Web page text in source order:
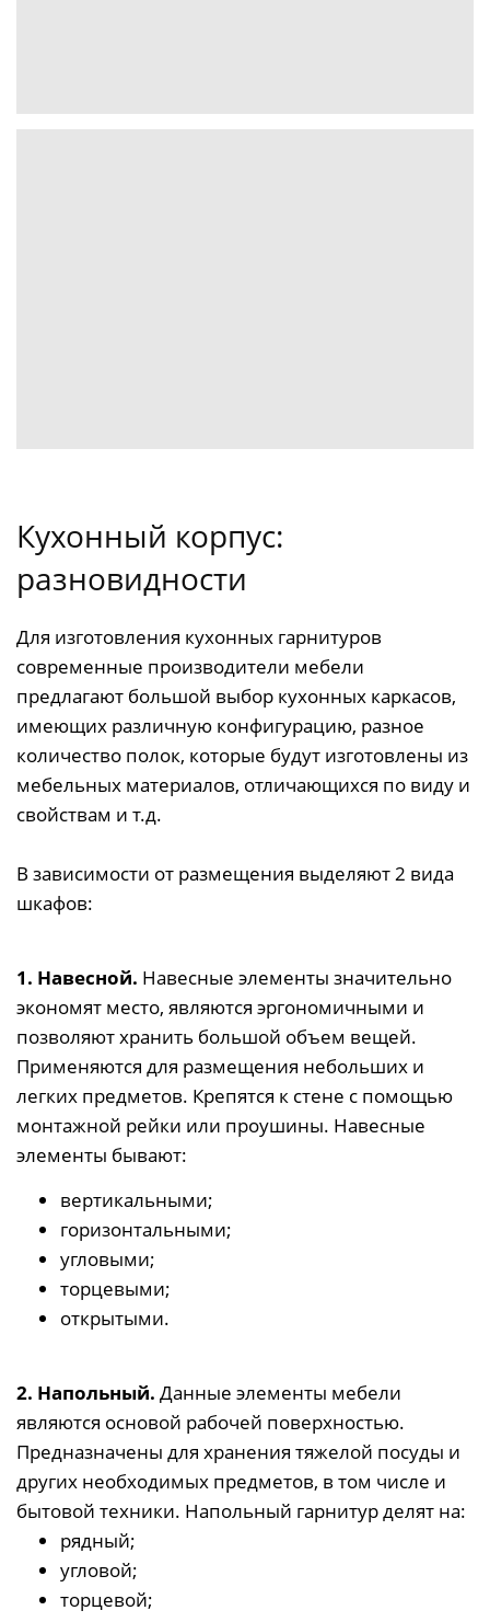
Кухонный корпус:
разновидности
Для изготовления кухонных гарнитуров
современные производители мебели
предлагают большой выбор кухонных каркасов,
имеющих различную конфигурацию, разное
количество полок, которые будут изготовлены из
мебельных материалов, отличающихся по виду и
свойствам и т.д.
В зависимости от размещения выделяют 2 вида
шкафов:
1. Навесной. Навесные элементы значительно
экономят место, являются эргономичными и
позволяют хранить большой объем вещей.
Применяются для размещения небольших и
легких предметов. Крепятся к стене с помощью
монтажной рейки или проушины. Навесные
элементы бывают:
вертикальными;
горизонтальными;
угловыми;
торцевыми;
открытыми.
2. Напольный. Данные элементы мебели
являются основой рабочей поверхностью.
Предназначены для хранения тяжелой посуды и
других необходимых предметов, в том числе и
бытовой техники. Напольный гарнитур делят на:
рядный;
угловой;
торцевой;